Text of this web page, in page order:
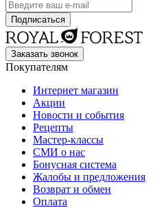
Заказать звонок
Покупателям
Интернет магазин
Акции
Новости и события
Рецепты
Мастер-классы
СМИ о нас
Бонусная система
Жалобы и предложения
Возврат и обмен
Оплата